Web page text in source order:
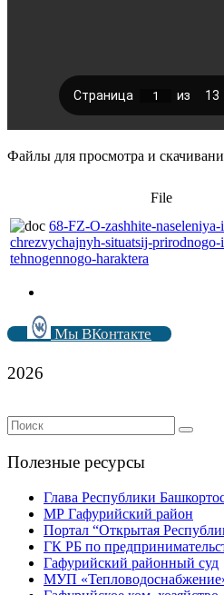
Файлы для просмотра и
File
68-FZ-O-zashhite-
chrezvychajnyh-situatsij-prirodnogo-
tehnogennogo-haraktera
Мы ВКонтакте
2026
Полезные ресурсы
Глава Республики
МР Гафурийский район
Портал “Открытая
ГК РБ по
Гафурийский районный суд
МУП